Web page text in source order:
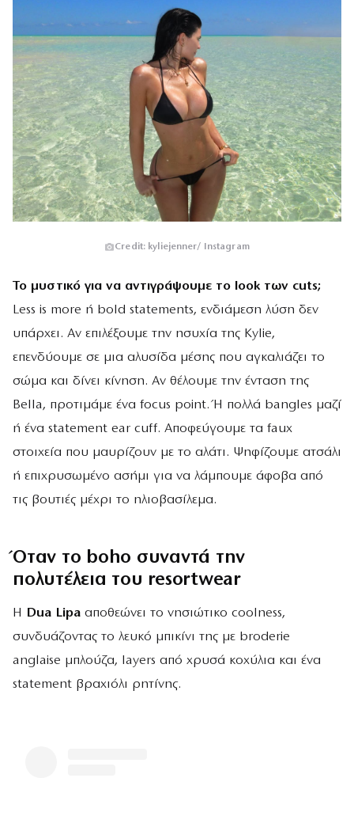
Credit: kyliejenner/ Instagram
Το μυστικό για να αντιγράψουμε το look των cuts;
Less is more ή bold statements, ενδιάμεση λύση δεν
υπάρχει. Αν επιλέξουμε την ησυχία της Kylie,
επενδύουμε σε μια αλυσίδα μέσης που αγκαλιάζει το
σώμα και δίνει κίνηση. Αν θέλουμε την ένταση της
Bella, προτιμάμε ένα focus point. Ή πολλά bangles μαζί
ή ένα statement ear cuff. Αποφεύγουμε τα faux
στοιχεία που μαυρίζουν με το αλάτι. Ψηφίζουμε ατσάλι
ή επιχρυσωμένο ασήμι για να λάμπουμε άφοβα από
τις βουτιές μέχρι το ηλιοβασίλεμα.
Όταν το boho συναντά την
πολυτέλεια του resortwear
Η Dua Lipa αποθεώνει το νησιώτικο coolness,
συνδυάζοντας το λευκό μπικίνι της με broderie
anglaise μπλούζα, layers από χρυσά κοχύλια και ένα
statement βραχιόλι ρητίνης.